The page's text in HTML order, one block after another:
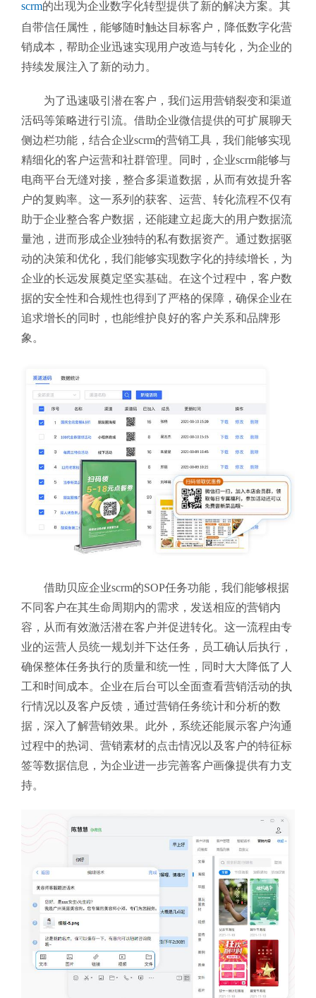
scrm的出现为企业数字化转型提供了新的解决方案。其
自带信任属性，能够随时触达目标客户，降低数字化营
销成本，帮助企业迅速实现用户改造与转化，为企业的
持续发展注入了新的动力。
为了迅速吸引潜在客户，我们运用营销裂变和渠道
活码等策略进行引流。借助企业微信提供的可扩展聊天
侧边栏功能，结合企业scrm的营销工具，我们能够实现
精细化的客户运营和社群管理。同时，企业scrm能够与
电商平台无缝对接，整合多渠道数据，从而有效提升客
户的复购率。这一系列的获客、运营、转化流程不仅有
助于企业整合客户数据，还能建立起庞大的用户数据流
量池，进而形成企业独特的私有数据资产。通过数据驱
动的决策和优化，我们能够实现数字化的持续增长，为
企业的长远发展奠定坚实基础。在这个过程中，客户数
据的安全性和合规性也得到了严格的保障，确保企业在
追求增长的同时，也能维护良好的客户关系和品牌形
象。
借助贝应企业scrm的SOP任务功能，我们能够根据
不同客户在其生命周期内的需求，发送相应的营销内
容，从而有效激活潜在客户并促进转化。这一流程由专
业的运营人员统一规划并下达任务，员工确认后执行，
确保整体任务执行的质量和统一性，同时大大降低了人
工和时间成本。企业在后台可以全面查看营销活动的执
行情况以及客户反馈，通过营销任务统计和分析的数
据，深入了解营销效果。此外，系统还能展示客户沟通
过程中的热词、营销素材的点击情况以及客户的特征标
签等数据信息，为企业进一步完善客户画像提供有力支
持。